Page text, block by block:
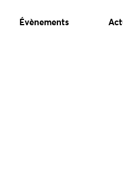
Évènements